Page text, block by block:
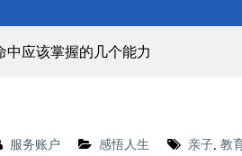
中应该掌握的几个能力
服务账户 感悟人生 亲子, 教